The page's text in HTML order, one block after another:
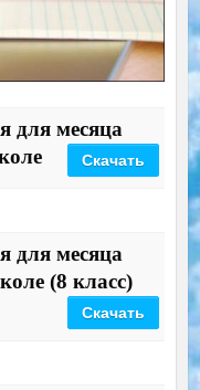
для месяца
Скачать
для месяца
(8 класс)
Скачать